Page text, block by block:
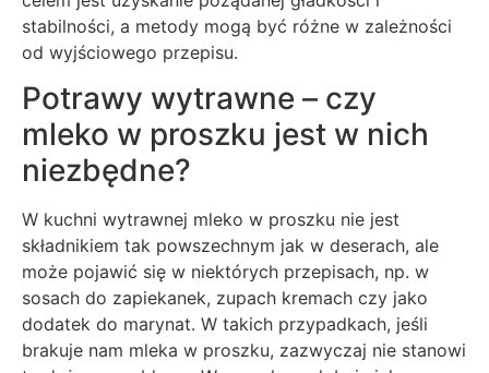
stabilności, a metody mogą być różne w zależności
od wyjściowego przepisu.
Potrawy wytrawne – czy
mleko w proszku jest w nich
niezbędne?
W kuchni wytrawnej mleko w proszku nie jest
składnikiem tak powszechnym jak w deserach, ale
może pojawić się w niektórych przepisach, np. w
sosach do zapiekanek, zupach kremach czy jako
dodatek do marynat. W takich przypadkach, jeśli
brakuje nam mleka w proszku, zazwyczaj nie stanowi